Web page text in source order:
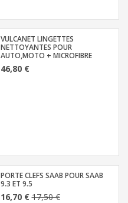
VULCANET LINGETTES
NETTOYANTES POUR
AUTO,MOTO + MICROFIBRE
46,80 €
PORTE CLEFS SAAB POUR SAAB
9.3 ET 9.5
16,70 €17,50 €